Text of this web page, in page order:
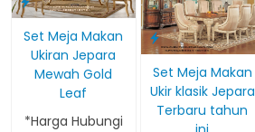
Set Meja Makan
Ukiran Jepara
Mewah Gold
Leaf
*Harga Hubungi
Set Meja Makan
Ukir klasik Jepara
Terbaru tahun